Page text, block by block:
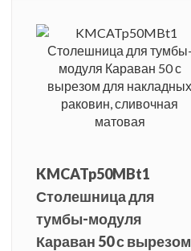
KMCATp50MBt1
Столешница для
тумбы-модуля
Караван 50 с вырезом